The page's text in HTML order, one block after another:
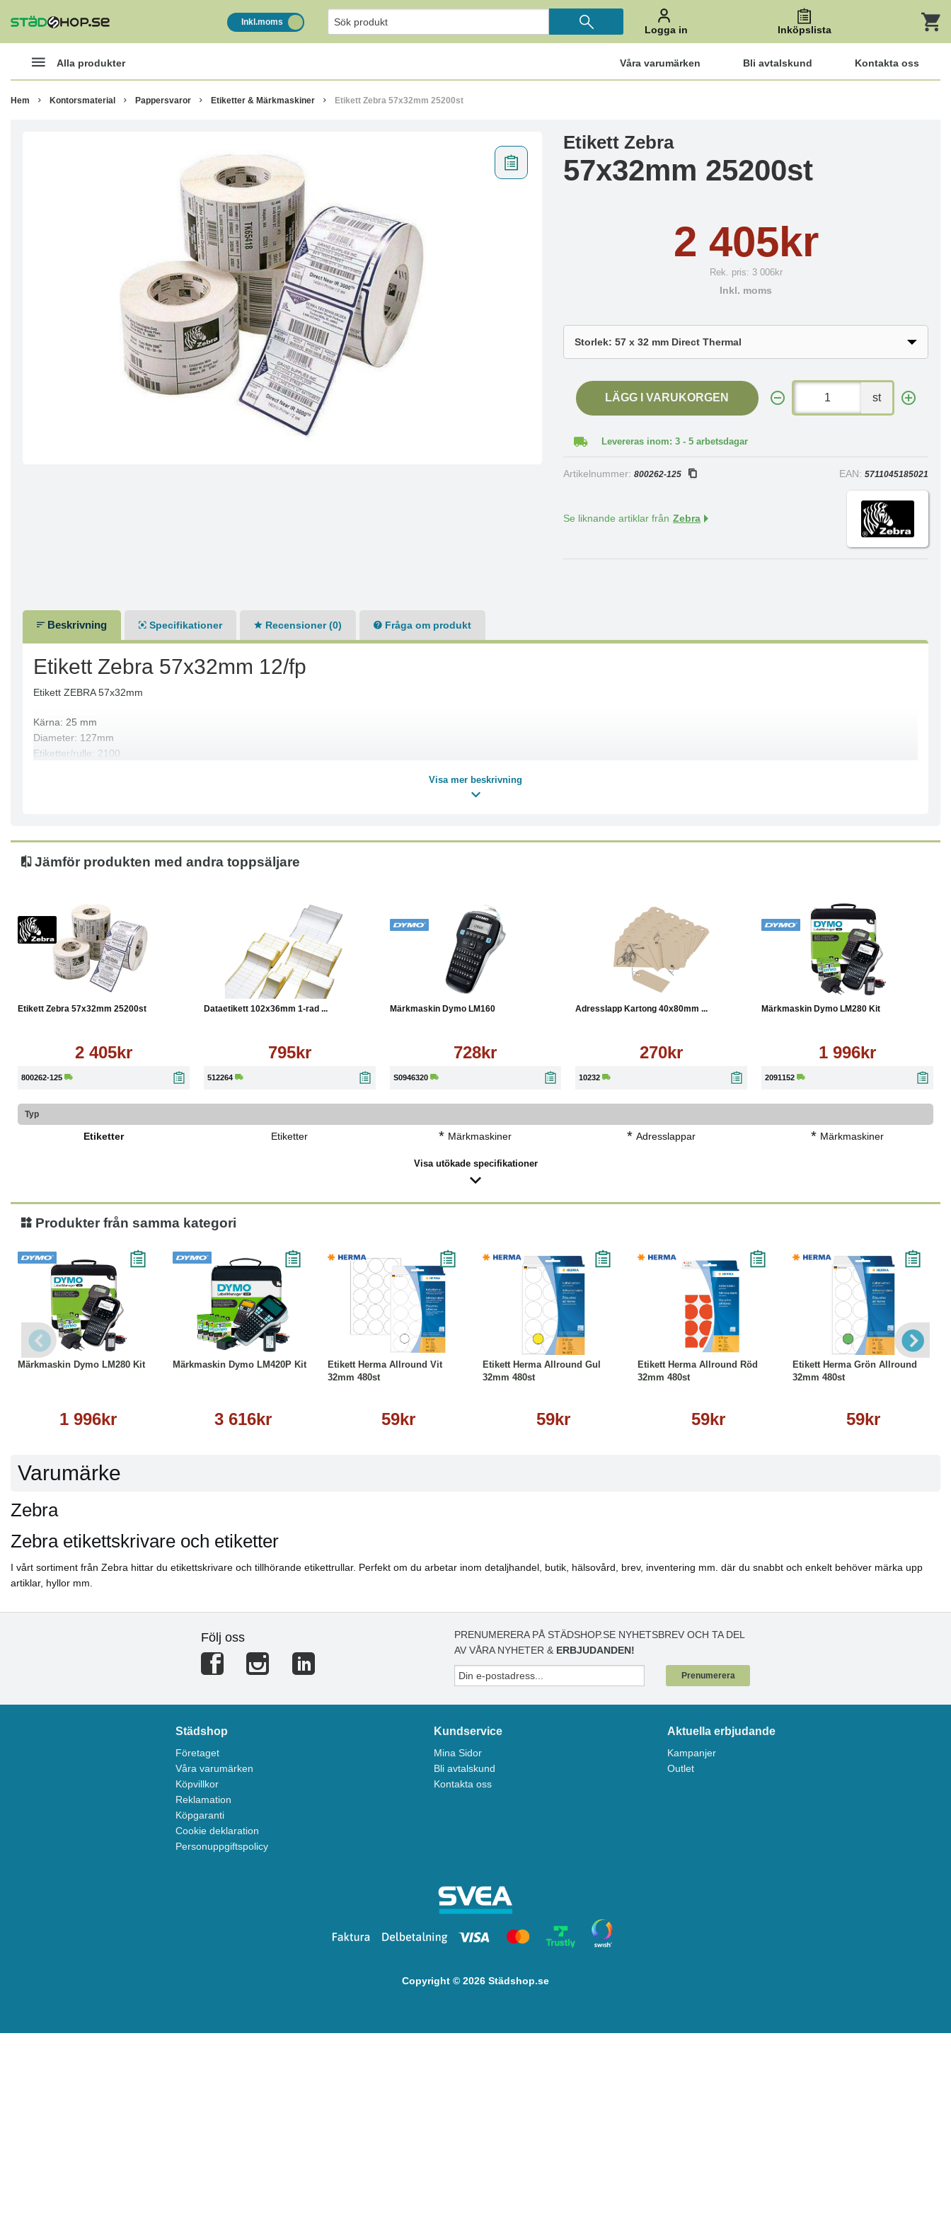
Inkl.moms
Logga in Inköpslista
Alla produkter Våra varumärken Bli avtalskund Kontakta oss
Hem Kontorsmaterial Pappersvaror Etiketter & Märkmaskiner Etikett Zebra 57x32mm 25200st
Etikett Zebra
57x32mm 25200st
2 405kr
Rek. pris: 3 006kr
Inkl. moms
LÄGG I VARUKORGEN st
Levereras inom: 3 - 5 arbetsdagar
Artikelnummer:800262-125 EAN: 5711045185021
Se liknande artiklar från Zebra
Beskrivning Specifikationer Recensioner (0) Fråga om produkt
Etikett Zebra 57x32mm 12/fp
Etikett ZEBRA 57x32mm
Kärna: 25 mm
Diameter: 127mm
Etiketter/rulle: 2100
Passar till: GK420, GX420, GX430, TLP2824, ZD410
Mått: (BxH) 57x32mm
Visa mer beskrivning
Jämför produkten med andra toppsäljare
Etikett Zebra 57x32mm 25200st
2 405kr
800262-125
Dataetikett 102x36mm 1-rad ...
795kr
512264
Köp Läs mer
Märkmaskin Dymo LM160
728kr
S0946320
Adresslapp Kartong 40x80mm ...
270kr
10232
Märkmaskin Dymo LM280 Kit
1 996kr
2091152
Läs mer
Typ
Etiketter Etiketter * Märkmaskiner * Adresslappar * Märkmaskiner
Visa utökade specifikationer
Produkter från samma kategori
Märkmaskin Dymo LM280 Kit
1 996kr
Köp Läs mer
Märkmaskin Dymo LM420P Kit
3 616kr
Köp Läs mer
Etikett Herma Allround Vit
32mm 480st
59kr
Köp Läs mer
Etikett Herma Allround Gul
32mm 480st
59kr
Köp Läs mer
Etikett Herma Allround Röd
32mm 480st
59kr
Läs mer
Etikett Herma Grön Allround
32mm 480st
59kr
Köp Läs mer
Varumärke
Zebra
Zebra etikettskrivare och etiketter
I vårt sortiment från Zebra hittar du etikettskrivare och tillhörande etikettrullar. Perfekt om du arbetar inom detaljhandel, butik, hälsovård, brev, inventering mm. där du snabbt och enkelt behöver märka upp
artiklar, hyllor mm.
Följ oss
PRENUMERERA PÅ STÄDSHOP.SE NYHETSBREV OCH TA DEL
AV VÅRA NYHETER & ERBJUDANDEN!
Prenumerera
Städshop
Företaget
Våra varumärken
Köpvillkor
Reklamation
Köpgaranti
Cookie deklaration
Personuppgiftspolicy
Kundservice
Mina Sidor
Bli avtalskund
Kontakta oss
Aktuella erbjudande
Kampanjer
Outlet
Copyright © 2026 Städshop.se